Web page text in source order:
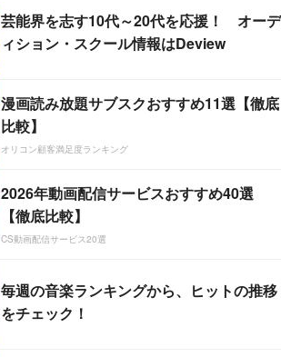
芸能界を志す10代～20代を応援！ オーデ
ィション・スクール情報はDeview
漫画読み放題サブスクおすすめ11選【徹底
比較】
オリコン顧客満足度ランキング
2026年動画配信サービスおすすめ40選
【徹底比較】
CS動画配信サービス20選
毎週の音楽ランキングから、ヒットの推移
をチェック！